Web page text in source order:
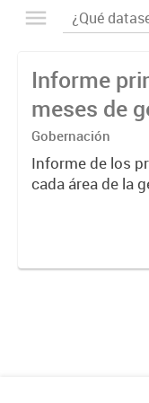
Informe
meses de
23 / JUN 24
Gobernación
Informe de los
cada área de la